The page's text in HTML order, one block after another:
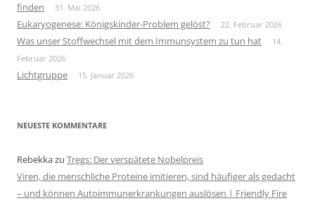
finden
31. Mai 2026
Eukaryogenese: Königskinder-Problem gelöst? 22. Februar 2026
Was unser Stoffwechsel mit dem Immunsystem zu tun hat
14.
Februar 2026
Lichtgruppe 15. Januar 2026
NEUESTE KOMMENTARE
Rebekkazu Tregs: Der verspätete Nobelpreis
Viren, die menschliche Proteine imitieren, sind häufiger als gedacht
– und können Autoimmunerkrankungen auslösen | Friendly Fire